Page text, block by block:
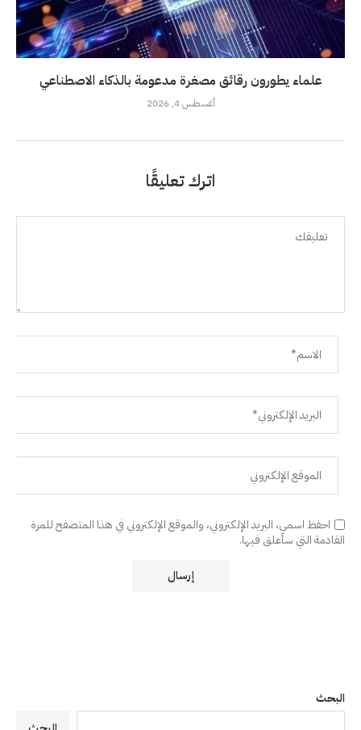
علماء يطورون رقائق مصغرة مدعومة بالذكاء الاصطناعي
أغسطس 4, 2026
اترك تعليقًا
احفظ اسمي، البريد الإلكتروني، والموقع الإلكتروني في هذا المتصفح للمرة
القادمة التي سأعلق فيها.
البحث